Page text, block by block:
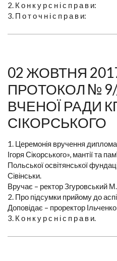
2. К о н к у р с н і с п р а в и:
3. П о т о ч н і с п р а в и:
02 ЖОВТНЯ
ПРОТОКОЛ №
ВЧЕНОЇ РАДИ
СІКОРСЬКОГО
1. Церемонія вручення
Ігоря Сікорського», мантії та
Польської освітянської
Сівінськи.
Вручає – ректор Згуровський
2. Про підсумки прийому до
Доповідає – проректор
3. К о н к у р с н і с п р а в и.